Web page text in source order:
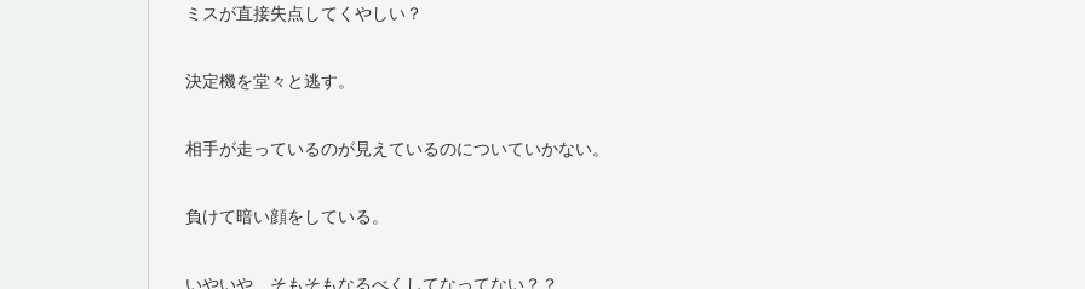
ミスが直接失点してくやしい？
決定機を堂々と逃す。
相手が走っているのが見えているのについていかない。
負けて暗い顔をしている。
いやいや、そもそもなるべくしてなってない？？